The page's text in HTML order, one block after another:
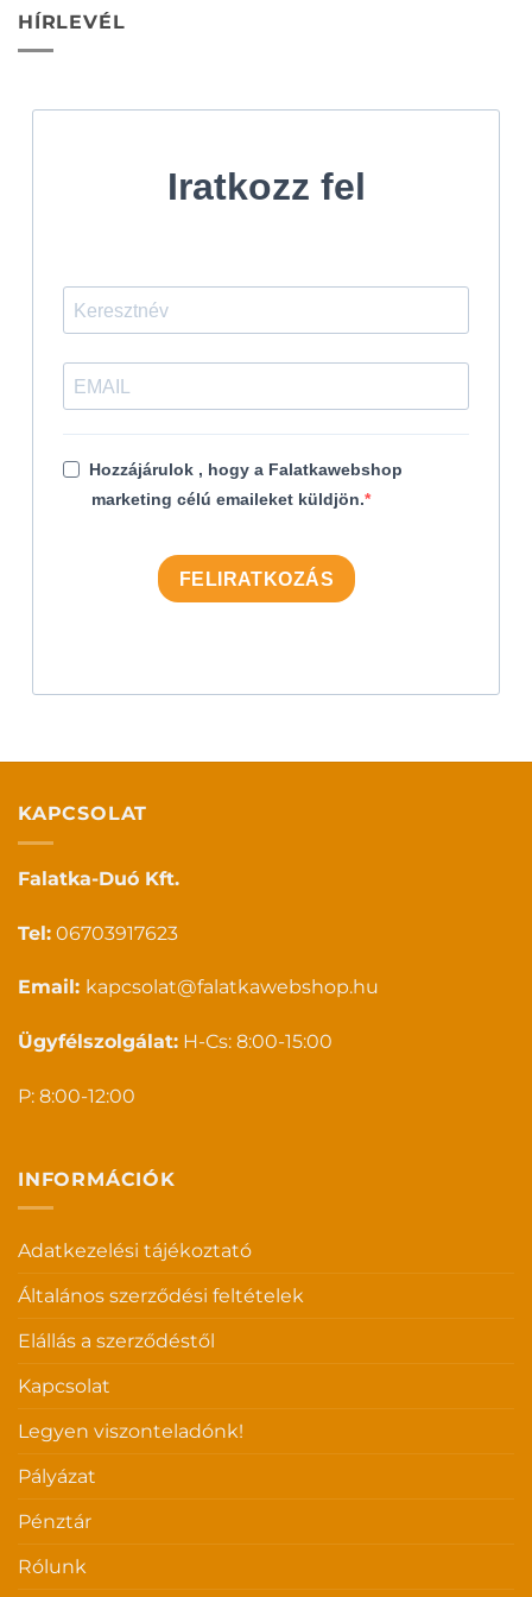
HÍRLEVÉL
Iratkozz fel
Hozzájárulok , hogy a Falatkawebshop
marketing célú emaileket küldjön.
FELIRATKOZÁS
KAPCSOLAT
Falatka-Duó Kft.
Tel: 06703917623
Email: kapcsolat@falatkawebshop.hu
Ügyfélszolgálat: H-Cs: 8:00-15:00
P: 8:00-12:00
INFORMÁCIÓK
Adatkezelési tájékoztató
Általános szerződési feltételek
Elállás a szerződéstől
Kapcsolat
Legyen viszonteladónk!
Pályázat
Pénztár
Rólunk